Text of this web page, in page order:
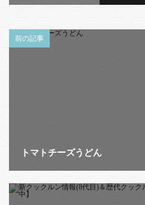
前の記事
トマトチーズうどん